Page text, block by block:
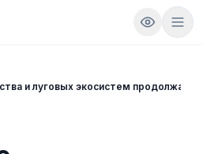
и луговых экосистем